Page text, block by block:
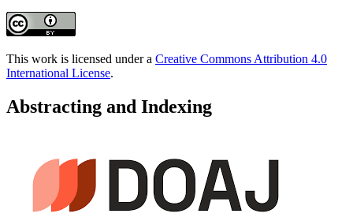
This work is licensed under a Creative Commons Attribution 4.0
International License.
Abstracting and Indexing